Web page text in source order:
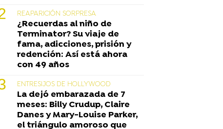
REAPARICIÓN SORPRESA
¿Recuerdas al niño de
Terminator? Su viaje de
fama, adicciones, prisión y
redención: Así está ahora
con 49 años
ENTRESIJOS DE HOLLYWOOD
La dejó embarazada de 7
meses: Billy Crudup, Claire
Danes y Mary-Louise Parker,
el triángulo amoroso que